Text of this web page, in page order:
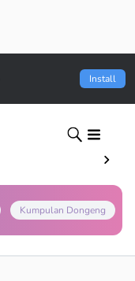
Install
Kumpulan Dongeng